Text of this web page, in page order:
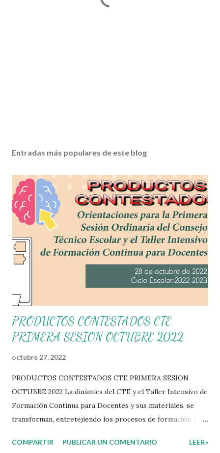
Entradas más populares de este blog
PRODUCTOS CONTESTADOS CTE
PRIMERA SESION OCTUBRE 2022
octubre 27, 2022
PRODUCTOS CONTESTADOS CTE PRIMERA SESION
OCTUBRE 2022 La dinámica del CTE y el Taller Intensivo de
Formación Continua para Docentes y sus materiales, se
transforman, entretejiendo los procesos de formación y de
una guía de trabajo a un documento orientador, el cual es
COMPARTIR PUBLICAR UN COMENTARIO LEER»